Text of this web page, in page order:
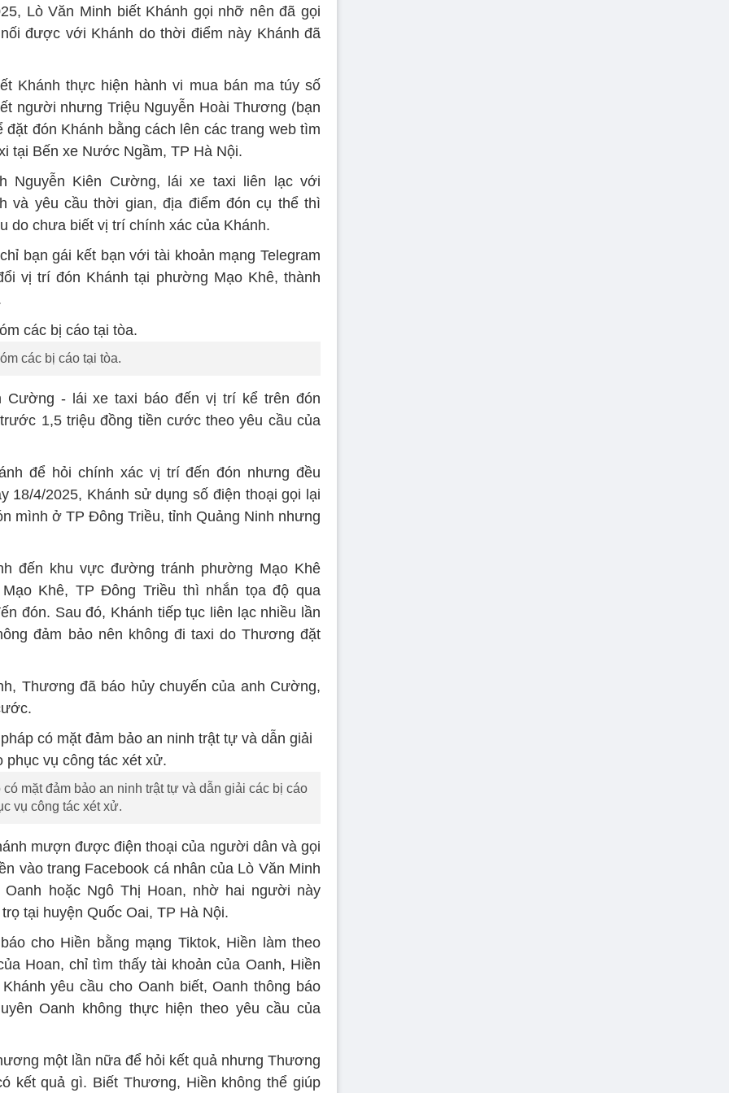
Lò Văn Minh biết Khánh gọi nhỡ nên đã gọi
được với Khánh do thời điểm này Khánh đã
Khánh thực hiện hành vi mua bán ma túy số
người nhưng Triệu Nguyễn Hoài Thương (bạn
đón Khánh bằng cách lên các trang web tìm
tại Bến xe Nước Ngầm, TP Hà Nội.
Nguyễn Kiên Cường, lái xe taxi liên lạc với
và yêu cầu thời gian, địa điểm đón cụ thể thì
do chưa biết vị trí chính xác của Khánh.
bạn gái kết bạn với tài khoản mạng Telegram
vị trí đón Khánh tại phường Mạo Khê, thành
các bị cáo tại tòa.
- lái xe taxi báo đến vị trí kể trên đón
1,5 triệu đồng tiền cước theo yêu cầu của
để hỏi chính xác vị trí đến đón nhưng đều
18/4/2025, Khánh sử dụng số điện thoại gọi lại
mình ở TP Đông Triều, tỉnh Quảng Ninh nhưng
đến khu vực đường tránh phường Mạo Khê
Khê, TP Đông Triều thì nhắn tọa độ qua
đón. Sau đó, Khánh tiếp tục liên lạc nhiều lần
đảm bảo nên không đi taxi do Thương đặt
Thương đã báo hủy chuyến của anh Cường,
mặt đảm bảo an ninh trật tự và dẫn giải các bị cáo
vụ công tác xét xử.
mượn được điện thoại của người dân và gọi
vào trang Facebook cá nhân của Lò Văn Minh
hoặc Ngô Thị Hoan, nhờ hai người này
tại huyện Quốc Oai, TP Hà Nội.
cho Hiền bằng mạng Tiktok, Hiền làm theo
Hoan, chỉ tìm thấy tài khoản của Oanh, Hiền
yêu cầu cho Oanh biết, Oanh thông báo
Oanh không thực hiện theo yêu cầu của
một lần nữa để hỏi kết quả nhưng Thương
kết quả gì. Biết Thương, Hiền không thể giúp